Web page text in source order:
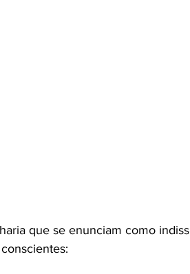
que se enunciam como